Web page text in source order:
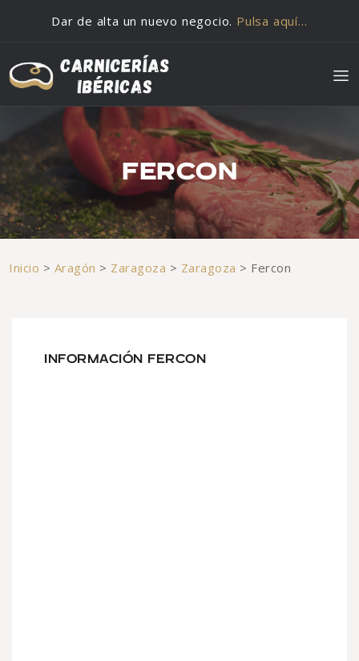
Dar de alta un nuevo negocio. Pulsa aquí…
FERCON
Inicio > Aragón > Zaragoza > Zaragoza > Fercon
INFORMACIÓN FERCON